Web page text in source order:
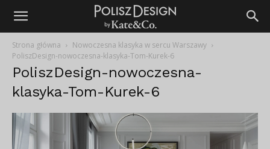
Strona główna
Nowoczesna klasyka w sercu Warszawy
PoliszDesign-nowoczesna-klasyka-Tom-Kurek-6
PoliszDesign-nowoczesna-
klasyka-Tom-Kurek-6